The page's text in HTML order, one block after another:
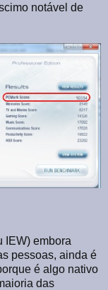
notável de
IEW) embora
pessoas, ainda é
é algo nativo
das